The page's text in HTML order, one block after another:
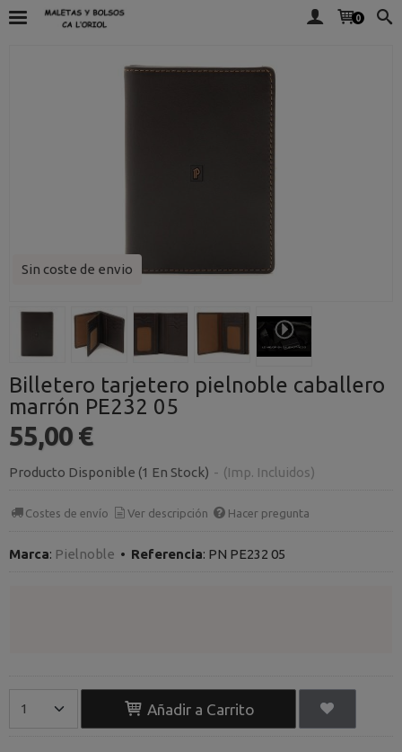
0
Sin coste de envio
Billetero tarjetero pielnoble caballero
marrón PE232 05
55,00 €
Producto Disponible (1 En Stock) - (Imp. Incluidos)
Costes de envío Ver descripción Hacer pregunta
Marca: Pielnoble • Referencia: PN PE232 05
Añadir a Carrito